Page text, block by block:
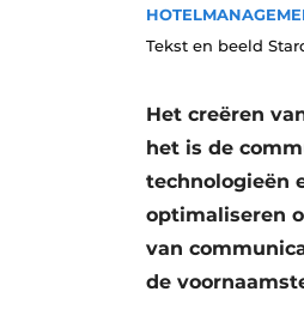
Tekst en beeld
Het creëren
het is de
technologieën
optimaliseren
van
de